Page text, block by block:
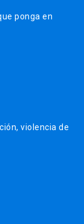
ponga en
violencia de